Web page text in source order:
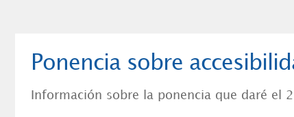
Ponencia sobre
Información sobre la ponencia que daré el